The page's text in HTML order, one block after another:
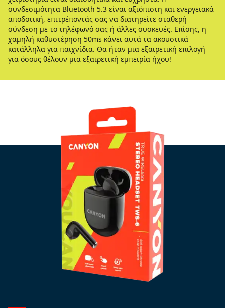
συνδεσιμότητα Bluetooth 5.3 είναι αξιόπιστη και ενεργειακά
αποδοτική, επιτρέποντάς σας να διατηρείτε σταθερή
σύνδεση με το τηλέφωνό σας ή άλλες συσκευές. Επίσης, η
χαμηλή καθυστέρηση 50ms κάνει αυτά τα ακουστικά
κατάλληλα για παιχνίδια. Θα ήταν μια εξαιρετική επιλογή
για όσους θέλουν μια εξαιρετική εμπειρία ήχου!